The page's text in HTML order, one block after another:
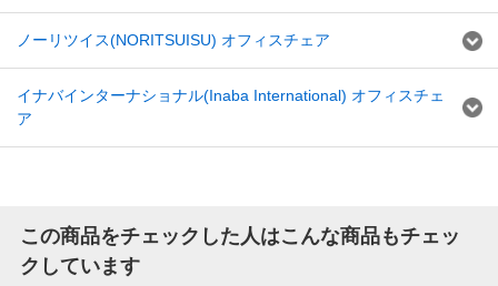
ノーリツイス(NORITSUISU) オフィスチェア
イナバインターナショナル(Inaba International) オフィスチェ
ア
この商品をチェックした人はこんな商品もチェッ
クしています